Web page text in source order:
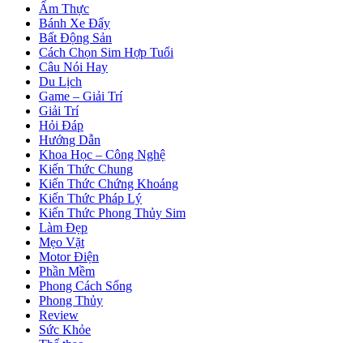
Ẩm Thực
Bánh Xe Đẩy
Bất Động Sản
Cách Chọn Sim Hợp Tuổi
Câu Nói Hay
Du Lịch
Game – Giải Trí
Giải Trí
Hỏi Đáp
Hướng Dẫn
Khoa Học – Công Nghệ
Kiến Thức Chung
Kiến Thức Chứng Khoáng
Kiến Thức Pháp Lý
Kiến Thức Phong Thủy Sim
Làm Đẹp
Mẹo Vặt
Motor Điện
Phần Mềm
Phong Cách Sống
Phong Thủy
Review
Sức Khỏe